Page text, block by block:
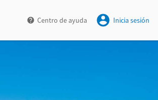
Centro de ayuda Inicia sesión